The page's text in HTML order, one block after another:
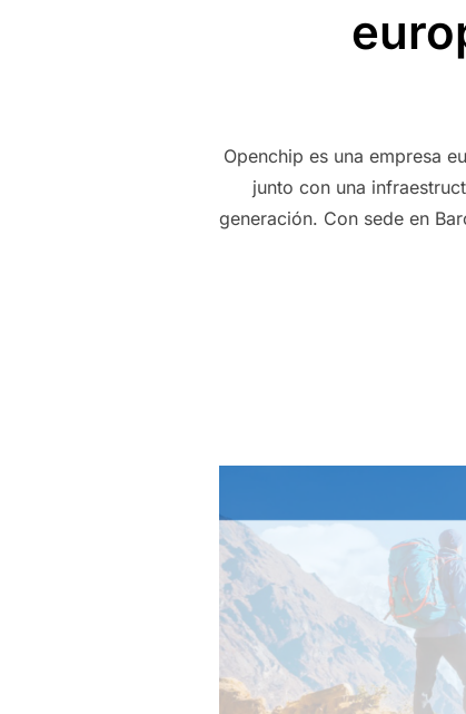
Openchip es una empresa
junto con una
generación. Con sede en